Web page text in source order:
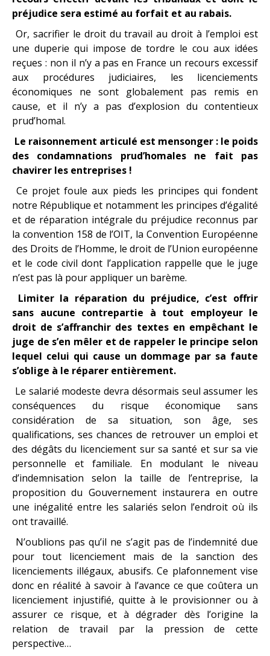
préjudice sera estimé au forfait et au rabais.
Or, sacrifier le droit du travail au droit à l’emploi est
une duperie qui impose de tordre le cou aux idées
reçues : non il n’y a pas en France un recours excessif
aux procédures judiciaires, les licenciements
économiques ne sont globalement pas remis en
cause, et il n’y a pas d’explosion du contentieux
prud’homal.
Le raisonnement articulé est mensonger : le poids
des condamnations prud’homales ne fait pas
chavirer les entreprises !
Ce projet foule aux pieds les principes qui fondent
notre République et notamment les principes d’égalité
et de réparation intégrale du préjudice reconnus par
la convention 158 de l’OIT, la Convention Européenne
des Droits de l’Homme, le droit de l’Union européenne
et le code civil dont l’application rappelle que le juge
n’est pas là pour appliquer un barème.
Limiter la réparation du préjudice, c’est offrir
sans aucune contrepartie à tout employeur le
droit de s’affranchir des textes en empêchant le
juge de s’en mêler et de rappeler le principe selon
lequel celui qui cause un dommage par sa faute
s’oblige à le réparer entièrement.
Le salarié modeste devra désormais seul assumer les
conséquences du risque économique sans
considération de sa situation, son âge, ses
qualifications, ses chances de retrouver un emploi et
des dégâts du licenciement sur sa santé et sur sa vie
personnelle et familiale. En modulant le niveau
d’indemnisation selon la taille de l’entreprise, la
proposition du Gouvernement instaurera en outre
une inégalité entre les salariés selon l’endroit où ils
ont travaillé.
N’oublions pas qu’il ne s’agit pas de l’indemnité due
pour tout licenciement mais de la sanction des
licenciements illégaux, abusifs. Ce plafonnement vise
donc en réalité à savoir à l’avance ce que coûtera un
licenciement injustifié, quitte à le provisionner ou à
assurer ce risque, et à dégrader dès l’origine la
relation de travail par la pression de cette
perspective…